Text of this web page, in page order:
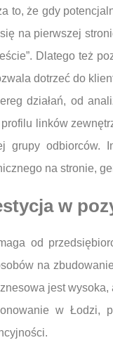
to, że gdy
na pierwszej
Dlatego też
dotrzeć do
działań, od
linków
grupy odbiorców.
na stronie,
w
od
na
jest
w Łodzi,